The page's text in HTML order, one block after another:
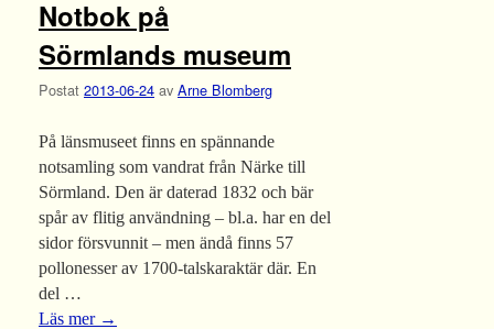
Notbok på
Sörmlands museum
Postat 2013-06-24 av Arne Blomberg
På länsmuseet finns en spännande
notsamling som vandrat från Närke till
Sörmland. Den är daterad 1832 och bär
spår av flitig användning – bl.a. har en del
sidor försvunnit – men ändå finns 57
pollonesser av 1700-talskaraktär där. En
del …
Läs mer →